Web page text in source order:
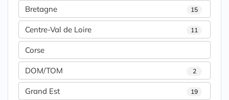
Bretagne 15
Centre-Val de Loire 11
Corse
DOM/TOM 2
Grand Est 19